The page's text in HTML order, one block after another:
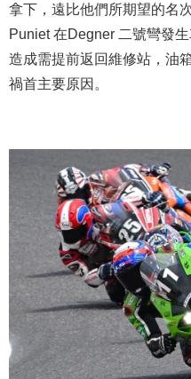
拿下，遠比他們所期望的名
Puniet 在Degner 二號彎發
造成需提前返回維修站，油
禍首主要原因。